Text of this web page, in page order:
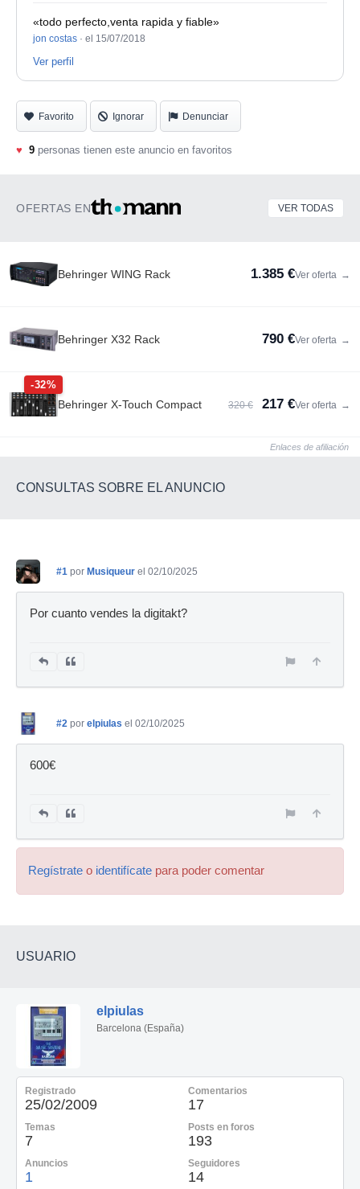
«todo perfecto,venta rapida y fiable»
jon costas · el 15/07/2018
Ver perfil
Favorito Ignorar Denunciar
♥ 9 personas tienen este anuncio en favoritos
OFERTAS EN VER TODAS
Behringer WING Rack 1.385 €Ver oferta →
Behringer X32 Rack 790 €Ver oferta →
-32%
Behringer X-Touch Compact 320 € 217 €Ver oferta →
Enlaces de afiliación
CONSULTAS SOBRE EL ANUNCIO
#1 por Musiqueur el 02/10/2025
Por cuanto vendes la digitakt?
#2 por elpiulas el 02/10/2025
600€
Regístrate o identifícate para poder comentar
USUARIO
elpiulas
Barcelona (España)
Registrado
25/02/2009
Comentarios
17
Temas
7
Posts en foros
193
Anuncios
1
Seguidores
14